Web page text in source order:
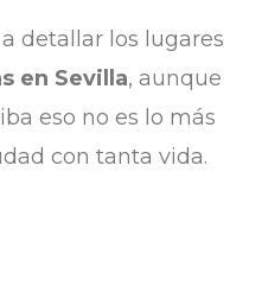
detallar los lugares
en Sevilla, aunque
eso no es lo más
con tanta vida.